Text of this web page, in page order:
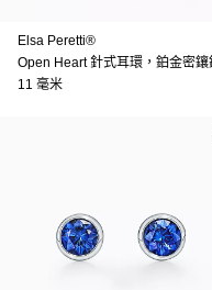
Elsa Peretti®
Open Heart 針式耳環，鉑金密鑲
11 毫米